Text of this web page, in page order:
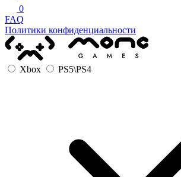
0
FAQ
Политики конфиденциальности
Xbox PS5\PS4